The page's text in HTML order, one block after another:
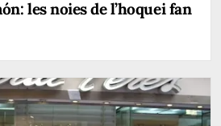
les noies de l’hoquei fan